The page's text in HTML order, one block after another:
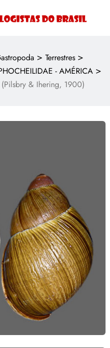
> Terrestres >
- AMÉRICA >
(Pilsbry & Ihering, 1900)